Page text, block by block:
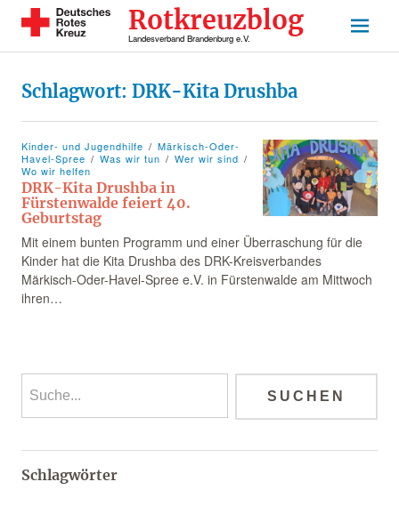
Rotkreuzblog
Landesverband Brandenburg e.V.
Schlagwort: DRK-Kita Drushba
Kinder- und Jugendhilfe
Märkisch-Oder-
Havel-Spree
Was wir tun
Wer wir sind
Wo wir helfen
DRK-Kita Drushba in
Fürstenwalde feiert 40.
Geburtstag
Mit einem bunten Programm und einer Überraschung für die
Kinder hat die Kita Drushba des DRK-Kreisverbandes
Märkisch-Oder-Havel-Spree e.V. in Fürstenwalde am Mittwoch
ihren…
Schlagwörter